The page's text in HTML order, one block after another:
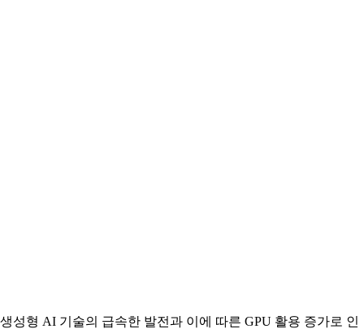
생성형 AI 기술의 급속한 발전과 이에 따른 GPU 활용 증가로 인